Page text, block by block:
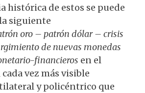
histórica de estos se puede
siguiente
oro – patrón dólar – crisis
de nuevas monedas
financieros en el
vez más visible
y policéntrico que